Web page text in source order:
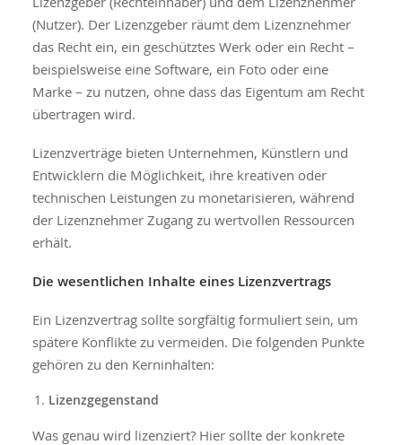
(Nutzer). Der Lizenzgeber räumt dem Lizenznehmer
das Recht ein, ein geschütztes Werk oder ein Recht –
beispielsweise eine Software, ein Foto oder eine
Marke – zu nutzen, ohne dass das Eigentum am Recht
übertragen wird.
Lizenzverträge bieten Unternehmen, Künstlern und
Entwicklern die Möglichkeit, ihre kreativen oder
technischen Leistungen zu monetarisieren, während
der Lizenznehmer Zugang zu wertvollen Ressourcen
erhält.
Die wesentlichen Inhalte eines Lizenzvertrags
Ein Lizenzvertrag sollte sorgfältig formuliert sein, um
spätere Konflikte zu vermeiden. Die folgenden Punkte
gehören zu den Kerninhalten:
Lizenzgegenstand
Was genau wird lizenziert? Hier sollte der konkrete